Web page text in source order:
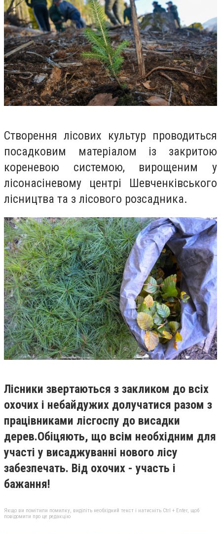
Створення лісових культур проводиться
посадковим матеріалом із закритою
кореневою системою, вирощеним у
лісонасіневому центрі Шевченківського
лісництва та з лісового розсадника.
Лісники звертаються з закликом до всіх
охочих і небайдужих долучатися разом з
працівниками лісгоспу до висадки
дерев.Обіцяють, що всім необхідним для
участі у висаджуванні нового лісу
забезпечать. Від охочих - участь і
бажання!
Якщо ви помітили помилку, виділіть необхідний текст і натисніть Ctrl + Enter, щоб
повідомити про це редакцію